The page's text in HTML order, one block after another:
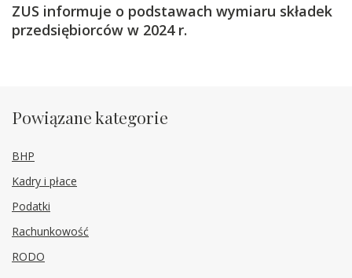
ZUS informuje o podstawach wymiaru składek
przedsiębiorców w 2024 r.
Powiązane kategorie
BHP
Kadry i płace
Podatki
Rachunkowość
RODO